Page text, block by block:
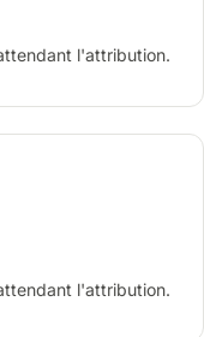
l'attribution.
l'attribution.